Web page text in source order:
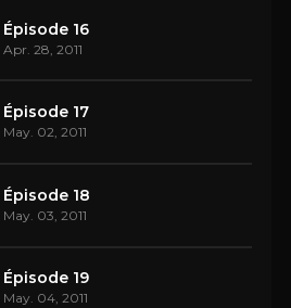
Épisode 16
Apr. 28, 2011
Épisode 17
May. 02, 2011
Épisode 18
May. 03, 2011
Épisode 19
May. 04, 2011